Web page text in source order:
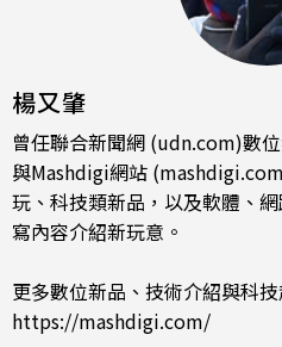
楊又肇
曾任聯合新聞網 (udn.com)數
與Mashdigi網站
玩、科技類新品，以及軟體、
寫內容介紹新玩意。
更多數位新品、技術介紹與科技
https://mashdigi.com/